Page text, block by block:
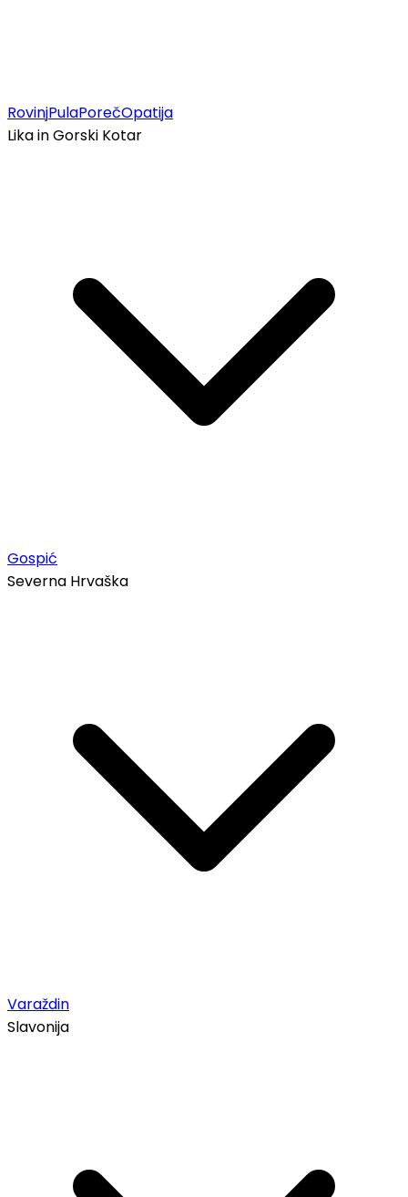
RovinjPulaPorečOpatija
Lika in Gorski Kotar
Gospić
Severna Hrvaška
Varaždin
Slavonija